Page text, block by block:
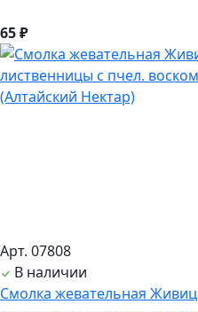
65 ₽
Арт. 07808
В наличии
Смолка жевательная